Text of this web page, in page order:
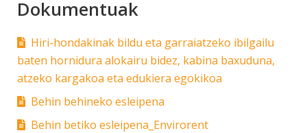
Dokumentuak
Hiri-hondakinak bildu eta garraiatzeko ibilgailu
baten hornidura alokairu bidez, kabina baxuduna,
atzeko kargakoa eta edukiera egokikoa
Behin behineko esleipena
Behin betiko esleipena_Envirorent